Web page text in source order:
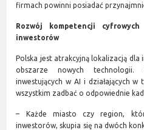
firmach powinni posiadać
Rozwój kompetencji
inwestorów
Polska jest atrakcyjną lokalizacją dla
obszarze nowych
inwestujących w AI i działających
wszystkim zadbać o odpowiednie
– Każde miasto czy region,
inwestorów, skupia się na dwóch